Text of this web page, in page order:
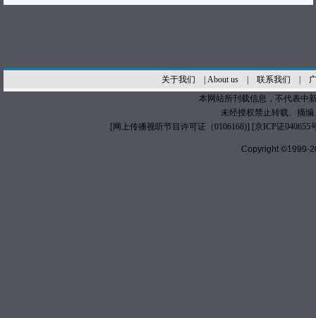
关于我们 About us| 联系我们
本网站所刊载信息，不代表中
未经授权禁止转载、摘
[网上传播视听节目许可证（0106168)] [京ICP证040655
Copyright ©1999-